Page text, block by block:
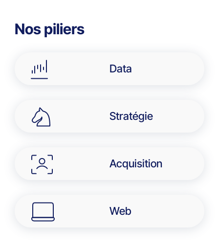
Nos piliers
Data
Stratégie
Acquisition
Web